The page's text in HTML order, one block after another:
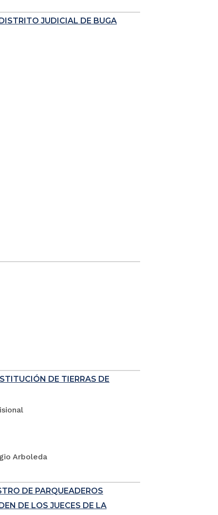
JUDICIAL DE BUGA
DE TIERRAS DE
Arboleda
DE PARQUEADEROS
DE LOS JUECES DE LA